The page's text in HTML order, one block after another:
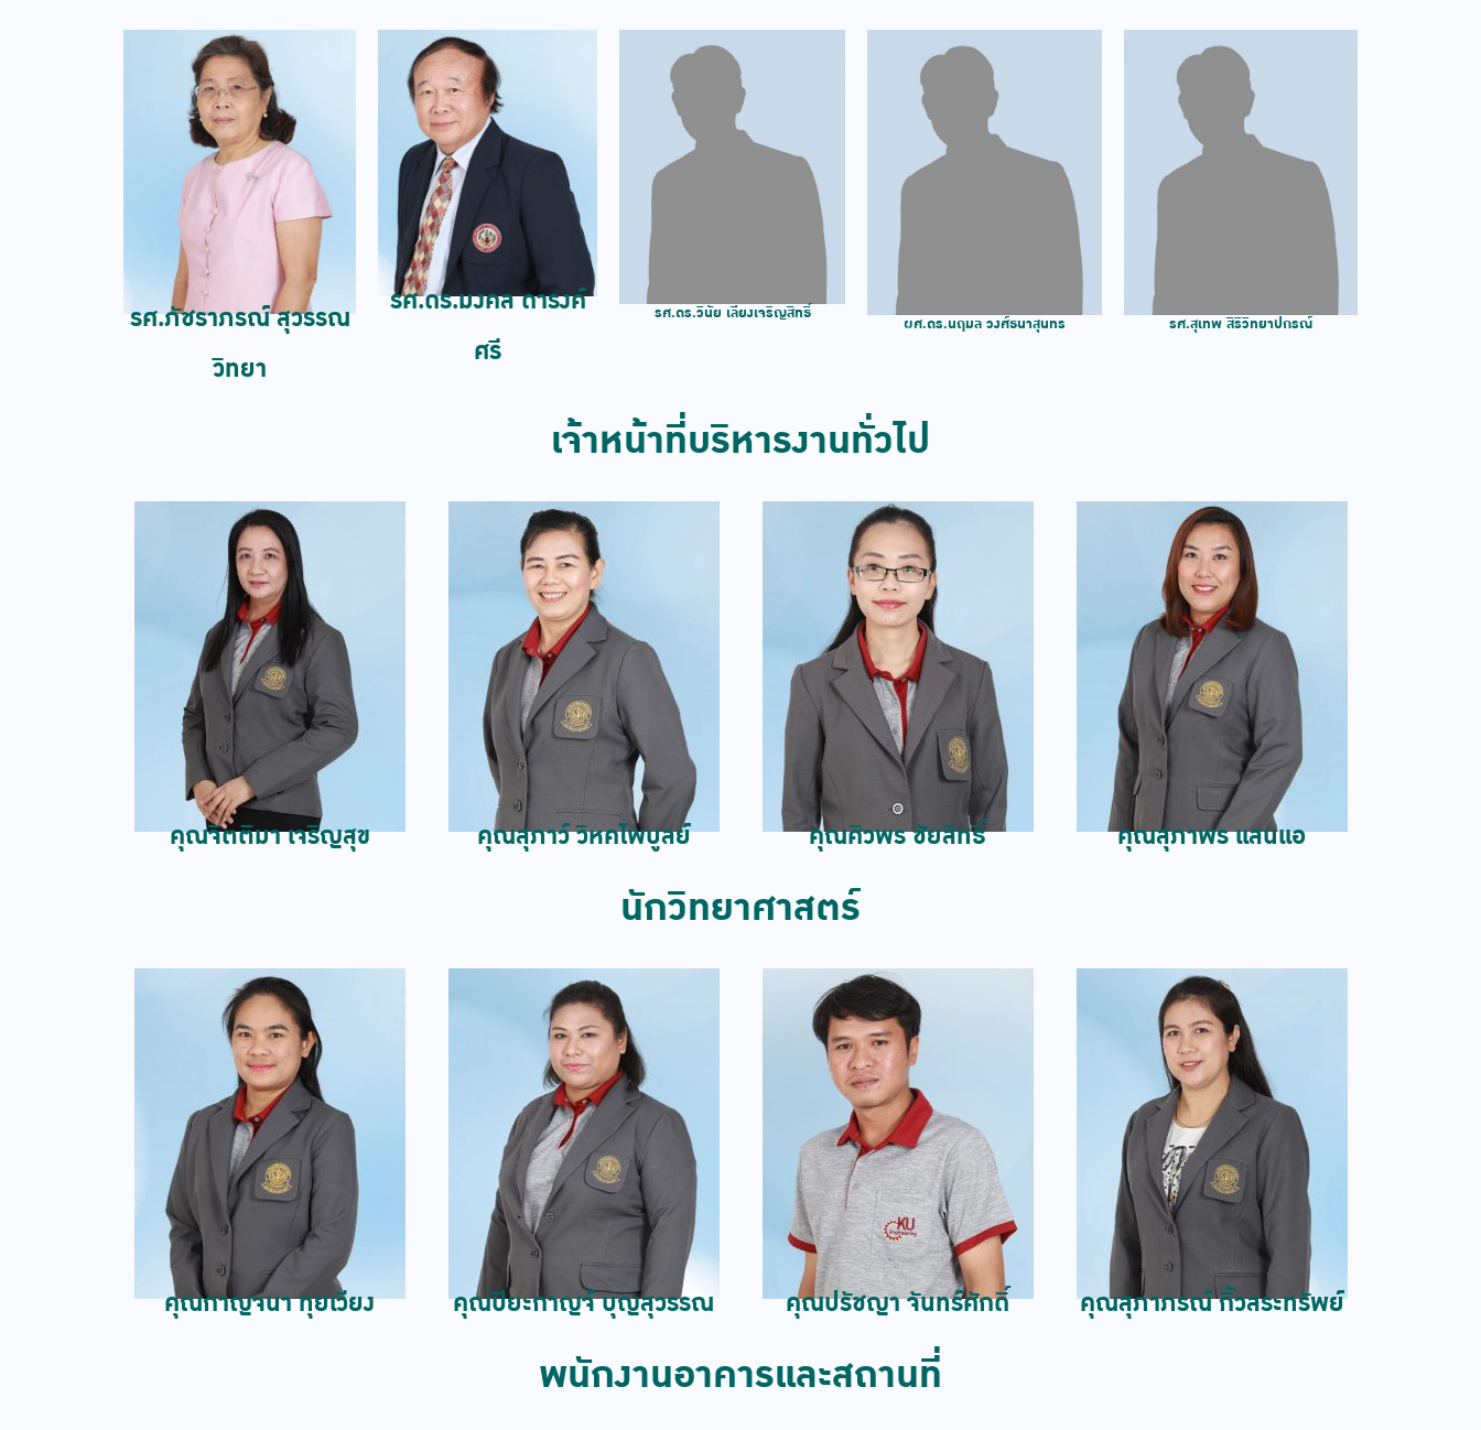
รศ.ภัชราภรณ์ สุวรรณ
วิทยา
รศ.ดร.มงคล ดารงค์
ศรี
รศ.ดร.วินัย เลียงเจริญสิทธิ์
ผศ.ดร.นฤมล วงศ์ธนาสุนทร รศ.สุเทพ สิริวิทยาปกรณ์
เจ้าหน้าที่บริหารงานทั่วไป
คุณจิตติมา เจริญสุข คุณสุภาว์ วิหคไพบูลย์ คุณศิวพร ชัยสิทธิ์ คุณสุภาพร แสนแอ
นักวิทยาศาสตร์
คุณกาญจนา ทุยเวียง คุณปิยะกาญจ์ บุญสุวรรณ คุณปรัชญา จันทร์ศักดิ์ คุณสุภาภรณ์ กิ้วสระทรัพย์
พนักงานอาคารและสถานที่